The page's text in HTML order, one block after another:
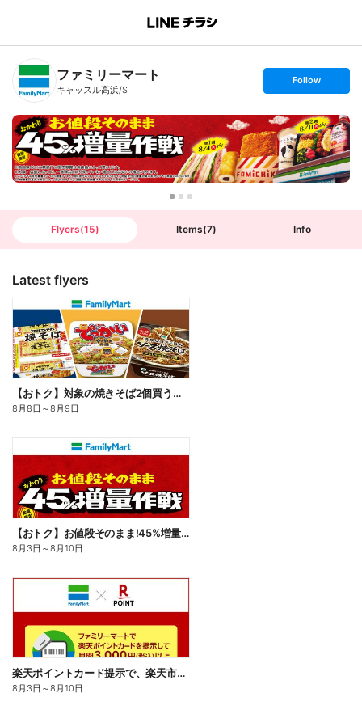
B
n
T
ファミリーマート
キャッスル高浜/S
s
t
o
l
l
o
w
Follow
Flyers(15) Items(7) Info
Latest flyers
【おトク】対象の焼きそば2個買うと100円引き!
8月8日 ～8月9日
【おトク】お値段そのまま!45%増量作戦!
8月3日 ～8月10日
楽天ポイントカード提示で、楽天市場でのお買い物がおトクに!
8月3日 ～8月10日